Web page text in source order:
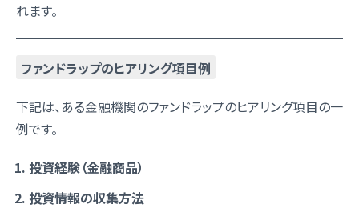
れます。
ファンドラップのヒアリング項目例
下記は、ある金融機関のファンドラップのヒアリング項目の一
例です。
投資経験（金融商品）
投資情報の収集方法